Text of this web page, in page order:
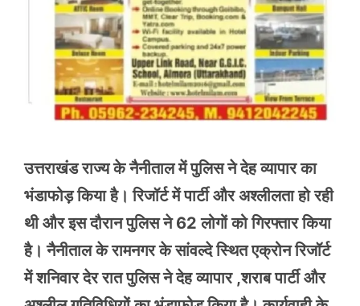
उत्तराखंड राज्य के नैनीताल में पुलिस ने देह व्यापार का
भंडाफोड़ किया है। रिजॉर्ट में पार्टी और अश्लीलता हो रही
थी और इस दौरान पुलिस ने 62 लोगों को गिरफ्तार किया
है। नैनीताल के रामनगर के सांवल्दे स्थित एक्रोन रिजॉर्ट
में शनिवार देर रात पुलिस ने देह व्यापार ,शराब पार्टी और